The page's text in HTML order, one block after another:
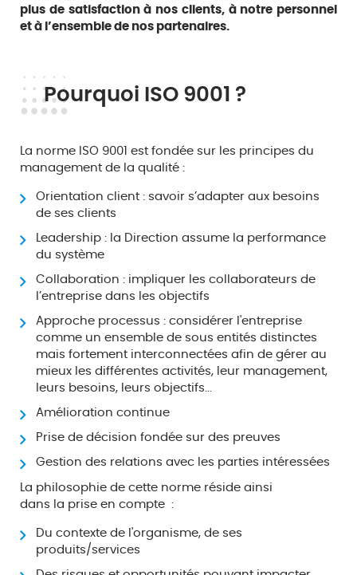
plus de satisfaction à nos clients, à notre personnel
et à l’ensemble de nos partenaires.
Pourquoi ISO 9001 ?
La norme ISO 9001 est fondée sur les principes du
management de la qualité :
Orientation client : savoir s’adapter aux besoins
de ses clients
Leadership : la Direction assume la performance
du système
Collaboration : impliquer les collaborateurs de
l’entreprise dans les objectifs
Approche processus : considérer l'entreprise
comme un ensemble de sous entités distinctes
mais fortement interconnectées afin de gérer au
mieux les différentes activités, leur management,
leurs besoins, leurs objectifs...
Amélioration continue
Prise de décision fondée sur des preuves
Gestion des relations avec les parties intéressées
La philosophie de cette norme réside ainsi
dans la prise en compte :
Du contexte de l'organisme, de ses
produits/services